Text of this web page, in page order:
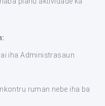
iha Administrasaun
ruman nebe iha ba